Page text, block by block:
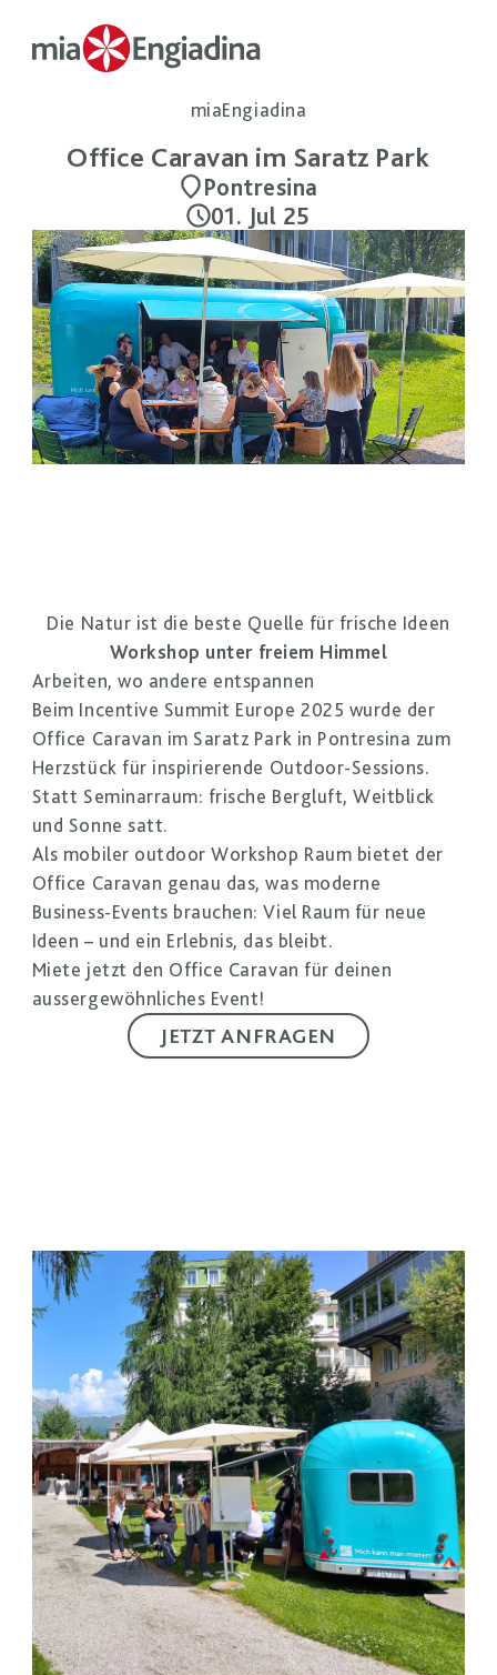
miaEngiadina
Office Caravan im Saratz Park
Pontresina
01. Jul 25
Die Natur ist die beste Quelle für frische Ideen
Workshop unter freiem Himmel
Arbeiten, wo andere entspannen
Beim Incentive Summit Europe 2025 wurde der
Office Caravan im Saratz Park in Pontresina zum
Herzstück für inspirierende Outdoor-Sessions.
Statt Seminarraum: frische Bergluft, Weitblick
und Sonne satt.
Als mobiler outdoor Workshop Raum bietet der
Office Caravan genau das, was moderne
Business-Events brauchen: Viel Raum für neue
Ideen – und ein Erlebnis, das bleibt.
Miete jetzt den Office Caravan für deinen
aussergewöhnliches Event!
JETZT ANFRAGEN